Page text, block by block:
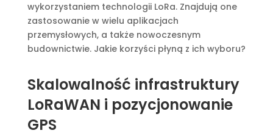
wykorzystaniem technologii LoRa. Znajdują one
zastosowanie w wielu aplikacjach
przemysłowych, a także nowoczesnym
budownictwie. Jakie korzyści płyną z ich wyboru?
Skalowalność infrastruktury
LoRaWAN i pozycjonowanie
GPS